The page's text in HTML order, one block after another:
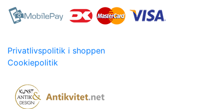
Privatlivspolitik i shoppen
Cookiepolitik